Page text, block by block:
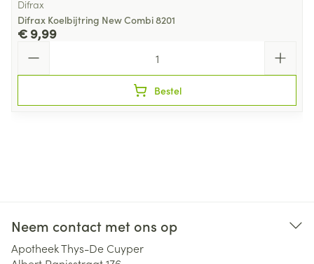
Difrax
Difrax Koelbijtring New Combi 8201
€ 9,99
Bestel
Neem contact met ons op
Apotheek Thys-De Cuyper